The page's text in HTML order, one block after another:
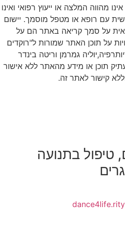
מהווה המלצה או ייעוץ רפואי ואינו
עם רופא או מטפל מוסמך. יישום
על סמך קריאה באתר הם על
על תוכן האתר שמורות ל"רוקדים
גמרמן וריטה בינדר
תוכן או מידע מהאתר ללא אישור
קישור לאתר זה.
טיפול בתנועה